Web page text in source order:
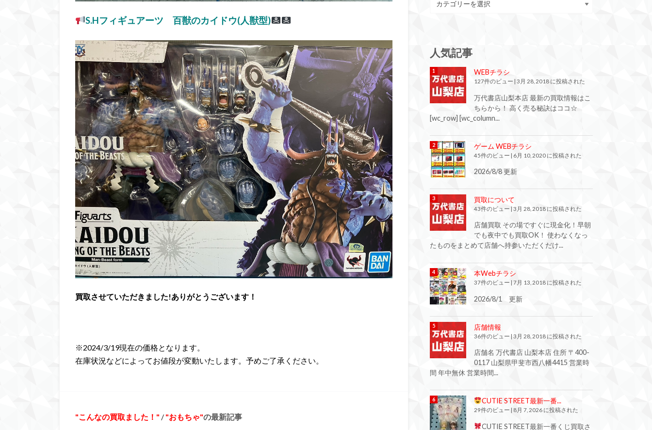
S.Hフィギュアーツ 百獣のカイドウ(人獣型)
買取させていただきました!ありがとうございます！
※2024/3/19現在の価格となります。
在庫状況などによってお値段が変動いたします。予めご了承ください。
こんなの買取ました！ / おもちゃ の最新記事
人気記事
WEBチラシ
127件のビュー 3月 28, 2018 に投稿された
万代書店山梨本店 最新の買取情報はこ
ちらから！ 高く売る秘訣はココ☆
[wc_row] [wc_column...
ゲーム WEBチラシ
45件のビュー | 6月 10, 2020 に投稿された
2026/8/8 更新
買取について
43件のビュー 3月 28, 2018 に投稿された
店舗買取 その場ですぐに現金化！早朝
でも夜中でも買取OK！ 使わなくなっ
たものをまとめて店舗へ持参いただくだけ...
本Webチラシ
37件のビュー 7月 13, 2018 に投稿された
2026/8/1 更新
店舗情報
36件のビュー | 3月 28, 2018 に投稿された
店舗名 万代書店 山梨本店 住所 〒400-
0117 山梨県甲斐市西八幡4415 営業時
間 年中無休 営業時間...
CUTIE STREET最新一番...
29件のビュー 8月 7, 2026 に投稿された
CUTIE STREET最新一番くじ買取さ